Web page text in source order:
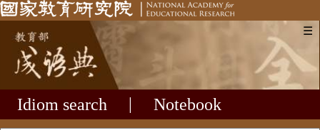
☰
Idiom search Notebook